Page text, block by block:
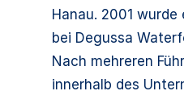
Hanau. 2001
bei Degussa
Nach mehreren
innerhalb des